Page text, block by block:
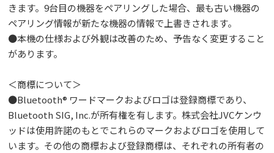
きます。9台目の機器をペアリングした場合、最も古い機器の
ペアリング情報が新たな機器の情報で上書きされます。
●本機の仕様および外観は改善のため、予告なく変更すること
があります。
＜商標について＞
●Bluetooth® ワードマークおよびロゴは登録商標であり、
Bluetooth SIG, Inc.が所有権を有します。株式会社JVCケンウ
ッドは使用許諾のもとでこれらのマークおよびロゴを使用して
います。その他の商標および登録商標は、それぞれの所有者の